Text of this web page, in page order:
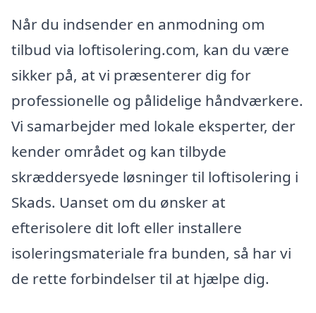
Når du indsender en anmodning om
tilbud via loftisolering.com, kan du være
sikker på, at vi præsenterer dig for
professionelle og pålidelige håndværkere.
Vi samarbejder med lokale eksperter, der
kender området og kan tilbyde
skræddersyede løsninger til loftisolering i
Skads. Uanset om du ønsker at
efterisolere dit loft eller installere
isoleringsmateriale fra bunden, så har vi
de rette forbindelser til at hjælpe dig.